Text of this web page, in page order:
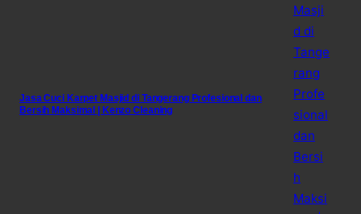
Jasa Cuci Karpet Masjid di Tangerang Profesional dan
Bersih Maksimal | Kenzo Cleaning